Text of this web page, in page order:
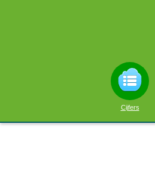
Cijfers